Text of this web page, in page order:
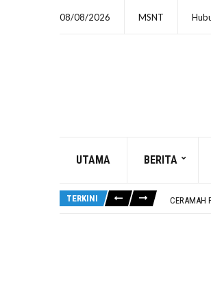
08/08/2026 MSNT
UTAMA BERITA
TERKINI
SUTERA III :
CERAMAH